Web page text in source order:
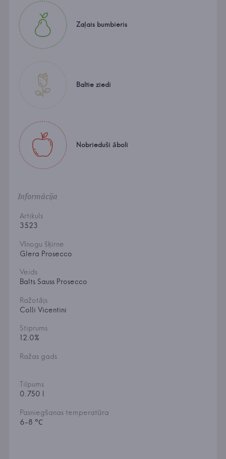
Zaļais bumbieris
Baltie ziedi
Nobrieduši āboli
Informācija
Artikuls
3523
Vīnogu šķirne
Glera Prosecco
Veids
Balts Sauss Prosecco
Ražotājs
Colli Vicentini
Stiprums
12.0%
Ražas gads
Tilpums
0.750 l
Pasniegšanas temperatūra
6-8 °С